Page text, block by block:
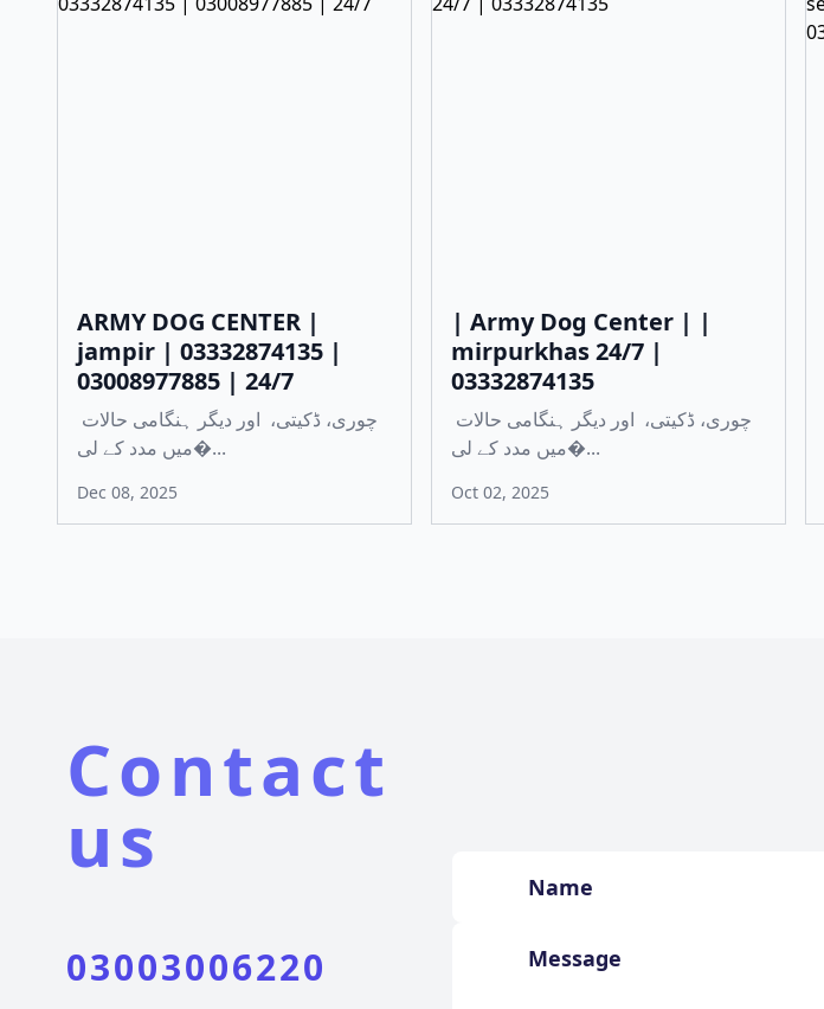
ARMY DOG CENTER |
jampir | 03332874135 |
03008977885 | 24/7
میں مدد کے لی�...
Dec 08, 2025
| Army Dog Center | |
mirpurkhas 24/7 |
03332874135
میں مدد کے لی�...
Oct 02, 2025
Contact
us
03003006220